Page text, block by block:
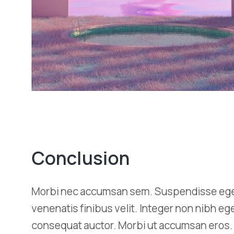
Conclusion
Morbi nec accumsan sem. Suspendisse
venenatis finibus velit. Integer non nibh
consequat auctor. Morbi ut accumsan